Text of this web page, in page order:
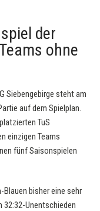
der
ohne
Siebengebirge steht am
auf dem Spielplan.
TuS
einzigen Teams
fünf Saisonspielen
bisher eine sehr
Unentschieden